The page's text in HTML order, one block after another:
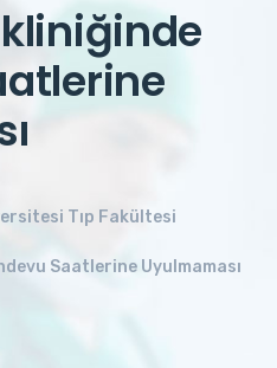
Tıp Fakültesi
Saatlerine Uyulmaması